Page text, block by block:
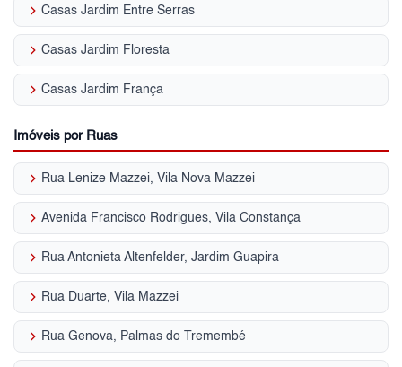
keyboard_arrow_right Casas Jardim Entre Serras
keyboard_arrow_right Casas Jardim Floresta
keyboard_arrow_right Casas Jardim França
Imóveis por Ruas
keyboard_arrow_right Rua Lenize Mazzei, Vila Nova Mazzei
keyboard_arrow_right Avenida Francisco Rodrigues, Vila Constança
keyboard_arrow_right Rua Antonieta Altenfelder, Jardim Guapira
keyboard_arrow_right Rua Duarte, Vila Mazzei
keyboard_arrow_right Rua Genova, Palmas do Tremembé